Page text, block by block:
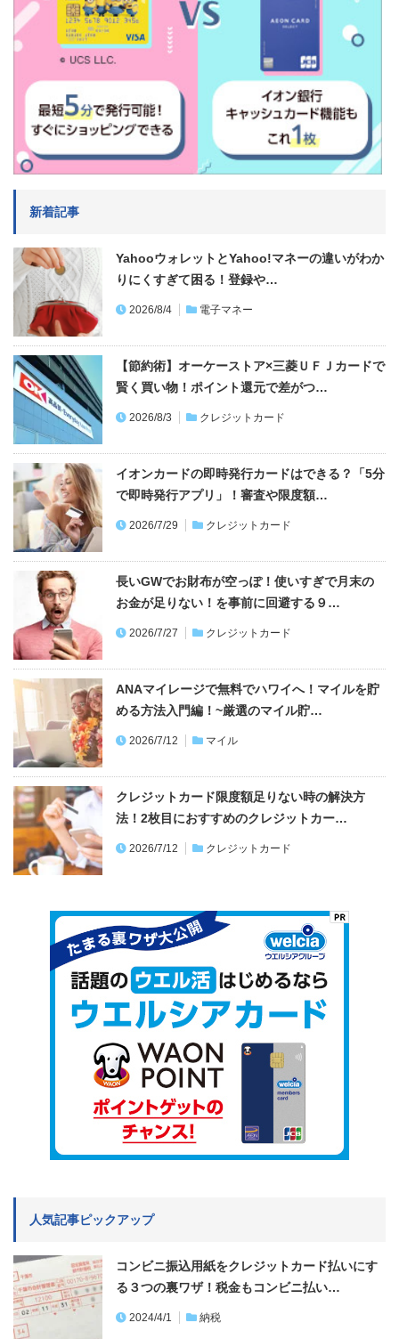
新着記事
YahooウォレットとYahoo!マネーの違いがわか
りにくすぎて困る！登録や…
2026/8/4 電子マネー
【節約術】オーケーストア×三菱ＵＦＪカードで
賢く買い物！ポイント還元で差がつ…
2026/8/3 クレジットカード
イオンカードの即時発行カードはできる？「5分
で即時発行アプリ」！審査や限度額…
2026/7/29 クレジットカード
長いGWでお財布が空っぽ！使いすぎで月末の
お金が足りない！を事前に回避する９…
2026/7/27 クレジットカード
ANAマイレージで無料でハワイへ！マイルを貯
める方法入門編！~厳選のマイル貯…
2026/7/12 マイル
クレジットカード限度額足りない時の解決方
法！2枚目におすすめのクレジットカー…
2026/7/12 クレジットカード
人気記事ピックアップ
コンビニ振込用紙をクレジットカード払いにす
る３つの裏ワザ！税金もコンビニ払い…
2024/4/1 納税